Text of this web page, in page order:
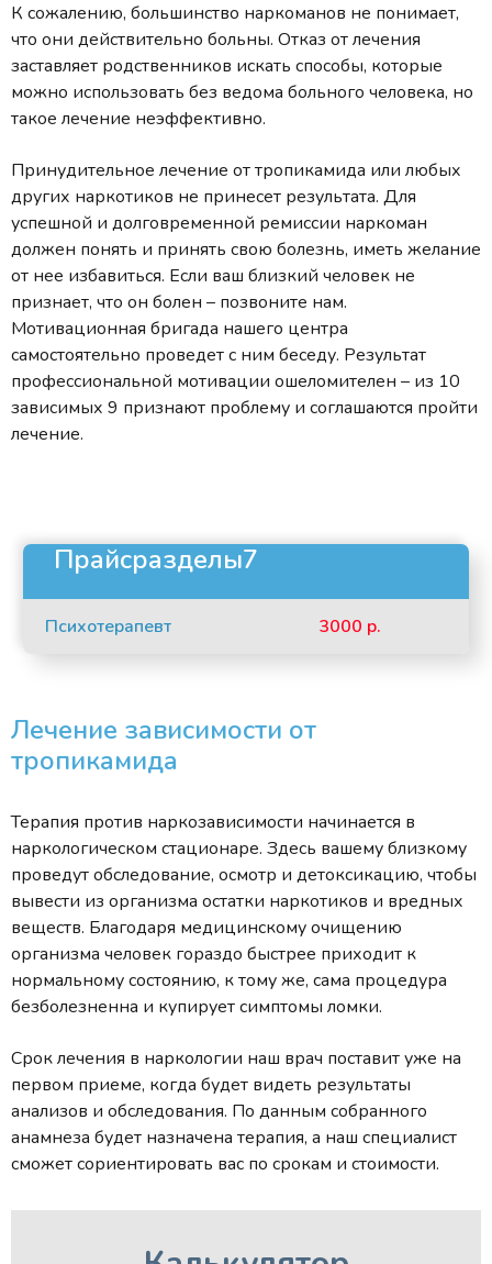
К сожалению, большинство наркоманов не понимает,
что они действительно больны. Отказ от лечения
заставляет родственников искать способы, которые
можно использовать без ведома больного человека, но
такое лечение неэффективно.
Принудительное лечение от тропикамида или любых
других наркотиков не принесет результата. Для
успешной и долговременной ремиссии наркоман
должен понять и принять свою болезнь, иметь желание
от нее избавиться. Если ваш близкий человек не
признает, что он болен – позвоните нам.
Мотивационная бригада нашего центра
самостоятельно проведет с ним беседу. Результат
профессиональной мотивации ошеломителен – из 10
зависимых 9 признают проблему и соглашаются пройти
лечение.
Прайсразделы7
Психотерапевт 3000 р.
Лечение зависимости от
тропикамида
Терапия против наркозависимости начинается в
наркологическом стационаре. Здесь вашему близкому
проведут обследование, осмотр и детоксикацию, чтобы
вывести из организма остатки наркотиков и вредных
веществ. Благодаря медицинскому очищению
организма человек гораздо быстрее приходит к
нормальному состоянию, к тому же, сама процедура
безболезненна и купирует симптомы ломки.
Срок лечения в наркологии наш врач поставит уже на
первом приеме, когда будет видеть результаты
анализов и обследования. По данным собранного
анамнеза будет назначена терапия, а наш специалист
сможет сориентировать вас по срокам и стоимости.